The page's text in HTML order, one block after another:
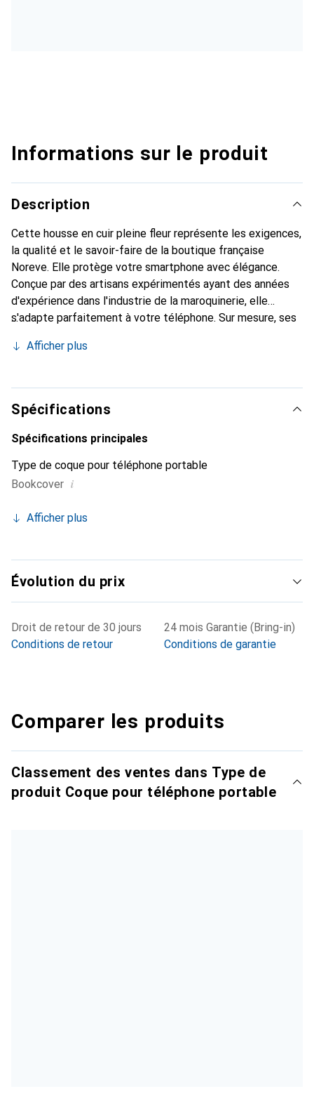
Informations sur le produit
Description
Cette housse en cuir pleine fleur représente les exigences,
la qualité et le savoir-faire de la boutique française
Noreve. Elle protège votre smartphone avec élégance.
Conçue par des artisans expérimentés ayant des années
d'expérience dans l'industrie de la maroquinerie, elle
s'adapte parfaitement à votre téléphone. Sur mesure, ses
peau. Elle devient l'accessoire chic et indispensable pour
ses produits de haute qualité, la marque Noreve est un
choix fiable pour une clientèle exigeante.
Afficher plus
Spécifications
Spécifications principales
Type de coque pour téléphone portable
Bookcover i
Afficher plus
Évolution du prix
Droit de retour de 30 jours
Conditions de retour
24 mois Garantie (Bring-in)
Conditions de garantie
Comparer les produits
Classement des ventes dans Type de
produit Coque pour téléphone portable